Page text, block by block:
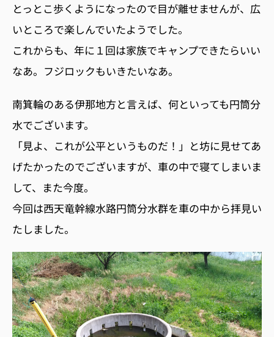
とっとこ歩くようになったので目が離せませんが、広
いところで楽しんでいたようでした。
これからも、年に１回は家族でキャンプできたらいい
なあ。フジロックもいきたいなあ。
南箕輪のある伊那地方と言えば、何といっても円筒分
水でございます。
「見よ、これが公平というものだ！」と坊に見せてあ
げたかったのでございますが、車の中で寝てしまいま
して、また今度。
今回は西天竜幹線水路円筒分水群を車の中から拝見い
たしました。